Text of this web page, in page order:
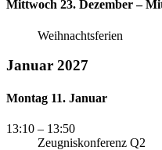
Mittwoch 23. Dezember –
Weihnachtsferien
Januar 2027
Montag 11. Januar
13:10 – 13:50
Zeugniskonferenz Q2